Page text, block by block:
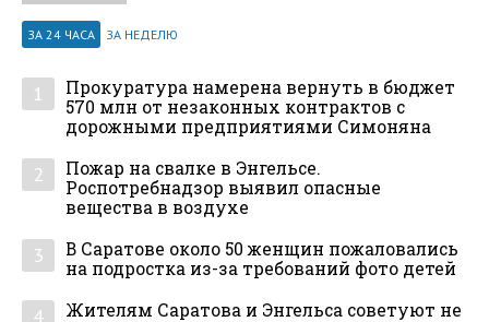
ЗА 24 ЧАСА ЗА НЕДЕЛЮ
1
Прокуратура намерена вернуть в бюджет
570 млн от незаконных контрактов с
дорожными предприятиями Симоняна
2
Пожар на свалке в Энгельсе.
Роспотребнадзор выявил опасные
вещества в воздухе
3
В Саратове около 50 женщин пожаловались
на подростка из-за требований фото детей
4
Жителям Саратова и Энгельса советуют не